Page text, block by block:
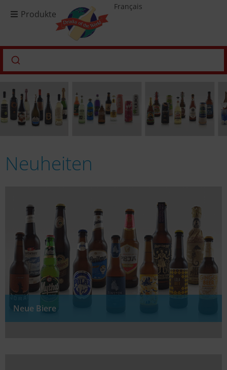
Produkte
Français
Neuheiten
Neue Biere